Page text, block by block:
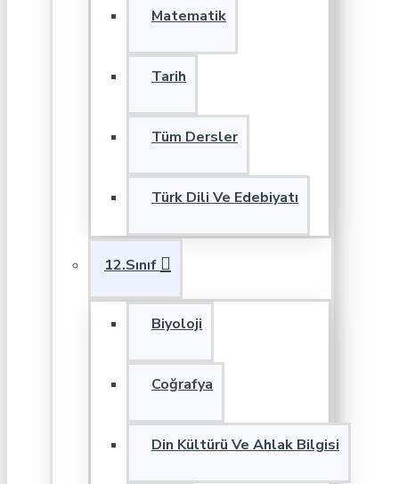
Matematik
Tarih
Tüm Dersler
Türk Dili Ve Edebiyatı
12.Sınıf
Biyoloji
Coğrafya
Din Kültürü Ve Ahlak Bilgisi